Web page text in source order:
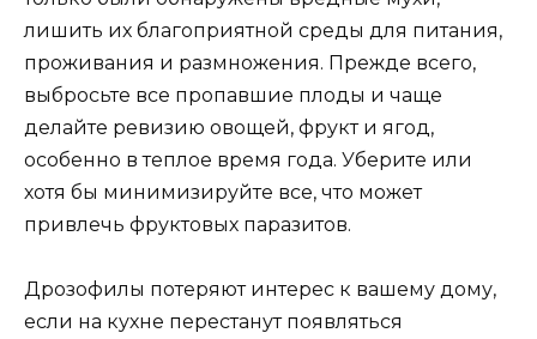
лишить их благоприятной среды для питания,
проживания и размножения. Прежде всего,
выбросьте все пропавшие плоды и чаще
делайте ревизию овощей, фрукт и ягод,
особенно в теплое время года. Уберите или
хотя бы минимизируйте все, что может
привлечь фруктовых паразитов.
Дрозофилы потеряют интерес к вашему дому,
если на кухне перестанут появляться